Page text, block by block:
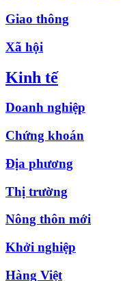
Giao thông
Xã hội
Kinh tế
Doanh nghiệp
Chứng khoán
Địa phương
Thị trường
Nông thôn mới
Khởi nghiệp
Hàng Việt